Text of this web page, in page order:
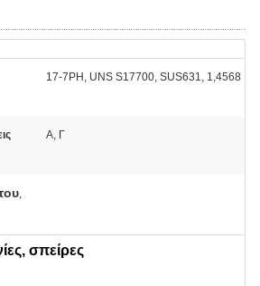
17-7PH, UNS S17700, SUS631, 1,4568
Α, Γ
,
σπείρες